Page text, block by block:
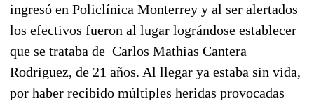
ingresó en Policlínica Monterrey y al ser alertados
los efectivos fueron al lugar lográndose establecer
que se trataba de Carlos Mathias Cantera
Rodriguez, de 21 años. Al llegar ya estaba sin vida,
por haber recibido múltiples heridas provocadas